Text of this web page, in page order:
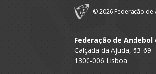
© 2026 Federação
Federação de
Calçada da Ajuda, 63-69
1300-006 Lisboa